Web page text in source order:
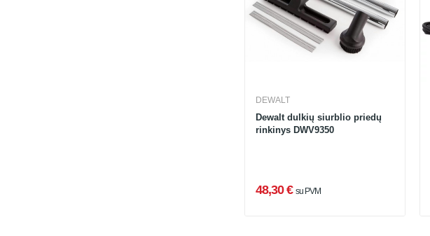
DEWALT
Dewalt dulkių siurblio priedų
rinkinys DWV9350
48,30 € su PVM